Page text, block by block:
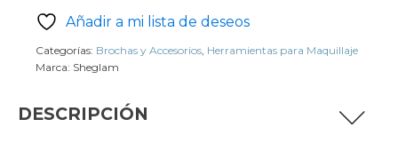
Añadir a mi lista de deseos
Categorías: Brochas y Accesorios, Herramientas para Maquillaje
Marca: Sheglam
DESCRIPCIÓN